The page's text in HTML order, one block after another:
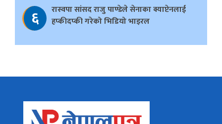
६
रास्वपा सांसद राजु पाण्डेले सेनाका क्याप्टेनलाई
हप्कीदप्की गरेको भिडियो भाइरल